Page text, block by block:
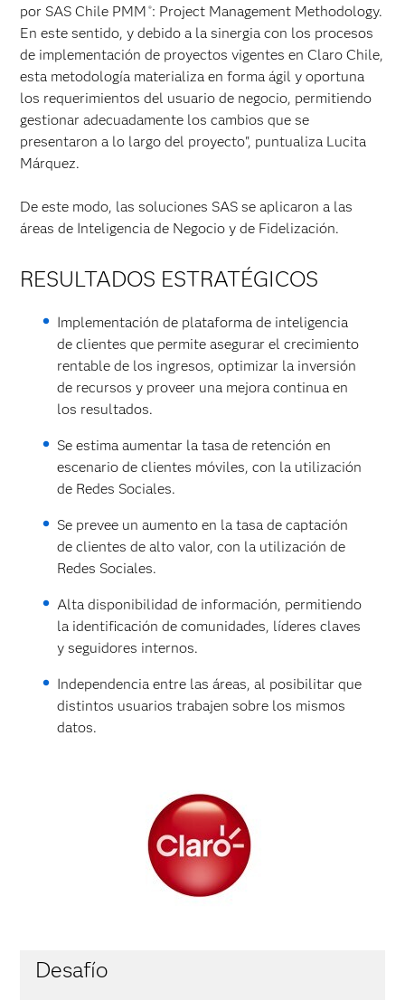
por SAS Chile PMM ®: Project Management Methodology.
En este sentido, y debido a la sinergia con los procesos
de implementación de proyectos vigentes en Claro Chile,
esta metodología materializa en forma ágil y oportuna
los requerimientos del usuario de negocio, permitiendo
gestionar adecuadamente los cambios que se
presentaron a lo largo del proyecto", puntualiza Lucita
Márquez.
De este modo, las soluciones SAS se aplicaron a las
áreas de Inteligencia de Negocio y de Fidelización.
RESULTADOS ESTRATÉGICOS
Implementación de plataforma de inteligencia
de clientes que permite asegurar el crecimiento
rentable de los ingresos, optimizar la inversión
de recursos y proveer una mejora continua en
los resultados.
Se estima aumentar la tasa de retención en
escenario de clientes móviles, con la utilización
de Redes Sociales.
Se prevee un aumento en la tasa de captación
de clientes de alto valor, con la utilización de
Redes Sociales.
Alta disponibilidad de información, permitiendo
la identificación de comunidades, líderes claves
y seguidores internos.
Independencia entre las áreas, al posibilitar que
distintos usuarios trabajen sobre los mismos
datos.
Desafío